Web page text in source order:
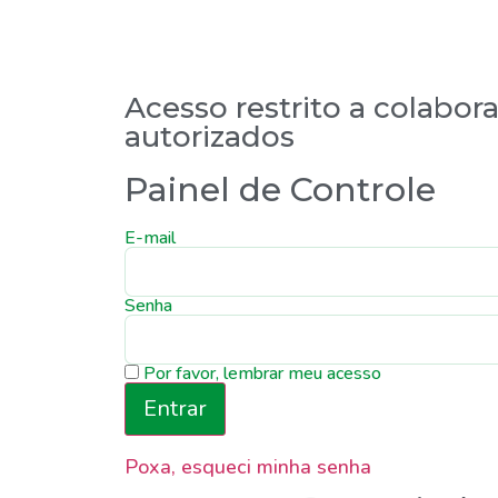
Acesso restrito a
autorizados
Painel de Controle
E-mail
Senha
Por favor, lembrar meu acesso
Poxa, esqueci minha senha